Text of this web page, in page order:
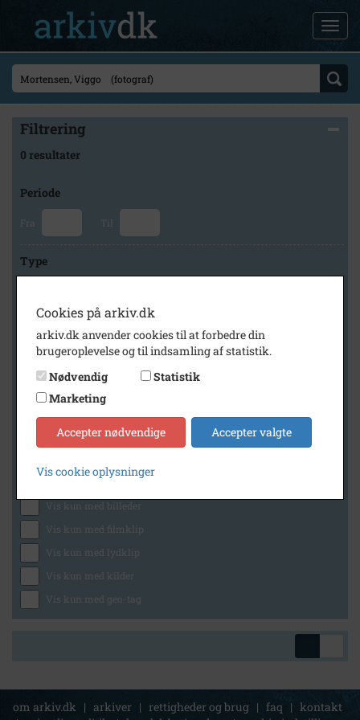
Filtrering
0 resultater
Periode
Fra Til
Type
Arkiv
Herlev Kommunes Lokalarkiv
Generelt
Vis kun med billeder
Vis kun med filmklip
Vis kun med lydklip
Vis kun med kilder
Vis kun med geo-tag
om arkiv.dk | arkiver | rettigheder og brug | faq | kontakt
Cookies på arkiv.dk
arkiv.dk anvender cookies til at forbedre din
brugeroplevelse og til indsamling af statistik.
Nødvendig
Statistik
Marketing
Accepter nødvendige Accepter valgte
Vis cookie oplysninger